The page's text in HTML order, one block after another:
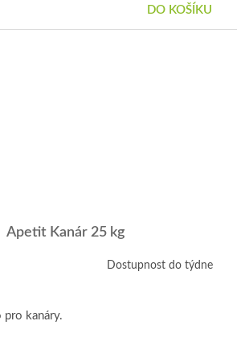
DO KOŠÍKU
Apetit Kanár 25 kg
Dostupnost do týdne
kanáry.